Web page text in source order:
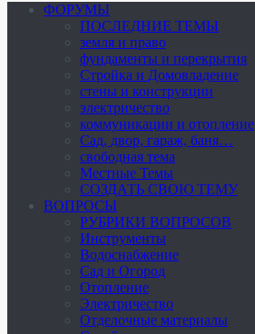
ФОРУМЫ
ПОСЛЕДНИЕ ТЕМЫ
земля и право
фундаменты и перекрытия
Стройка и Домовладение
стены и конструкции
электричество
коммуникации и отопление
Cад, двор, гараж, баня…
свободная тема
Местные Темы
СОЗДАТЬ СВОЮ ТЕМУ
ВОПРОСЫ
РУБРИКИ ВОПРОСОВ
Инструменты
Водоснабжение
Сад и Огород
Отопление
Электричество
Отделочные материалы